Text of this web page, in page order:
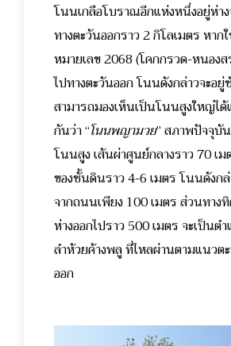
โนนเกลือโบราณอีกแห่งหนึ่งอยู่ห่า
ทางตะวันออกราว 2 กิโลเมตร หา
หมายเลข 2068 (โคกกรวด-หนอง
ไปทางตะวันออก โนนดังกล่าวจะอยู่
สามารถมองเห็นเป็นโนนสูงใหญ่ได้
กันว่า “โนนพญามวย” สภาพปัจจุบั
โนนสูง เส้นผ่าศูนย์กลางราว 70 เ
ของชั้นดินราว 4-6 เมตร โนนดังกล่
จากถนนเพียง 100 เมตร ส่วนทาง
ห่างออกไปราว 500 เมตร จะเป็นต
ลำห้วยค้างพลู ที่ไหลผ่านตามแนวต
ออก